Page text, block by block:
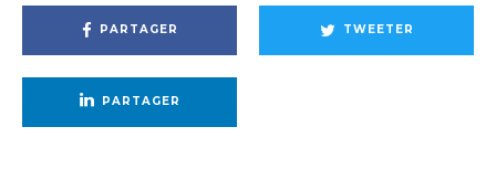
PARTAGER TWEETER
PARTAGER